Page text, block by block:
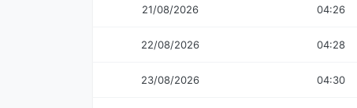
21/08/2026 04:26
22/08/2026 04:28
23/08/2026 04:30